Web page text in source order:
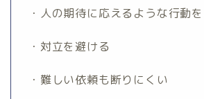
・人の期待に応えるような行動
・対立を避ける
・難しい依頼も断りにくい